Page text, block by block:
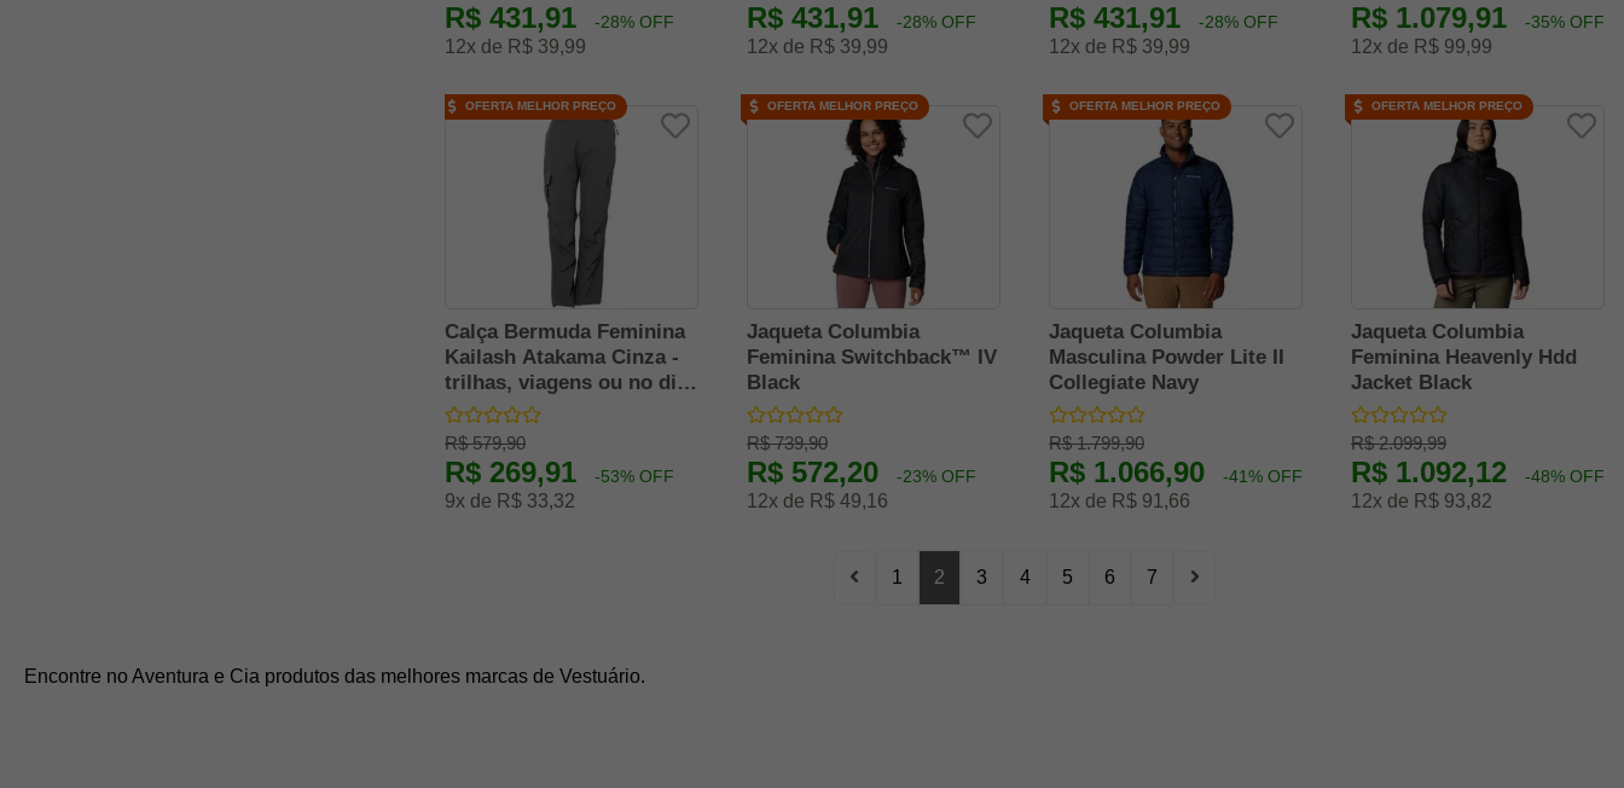
R$ 431,91 -28% OFF
12x de R$ 39,99
R$ 431,91 -28% OFF
12x de R$ 39,99
R$ 431,91 -28% OFF
12x de R$ 39,99
R$ 1.079,91 -35% OFF
12x de R$ 99,99
Calça Bermuda Feminina
Kailash Atakama Cinza -
trilhas, viagens ou no dia
a dia
R$ 579,90
R$ 269,91 -53% OFF
9x de R$ 33,32
OFERTA MELHOR PREÇO
Jaqueta Columbia
Feminina Switchback™ IV
Black
R$ 739,90
R$ 572,20 -23% OFF
12x de R$ 49,16
OFERTA MELHOR PREÇO
Jaqueta Columbia
Masculina Powder Lite II
Collegiate Navy
R$ 1.799,90
R$ 1.066,90 -41% OFF
12x de R$ 91,66
OFERTA MELHOR PREÇO
Jaqueta Columbia
Feminina Heavenly Hdd
Jacket Black
R$ 2.099,99
R$ 1.092,12 -48% OFF
12x de R$ 93,82
OFERTA MELHOR PREÇO
1 2 3 4 5 6 7
Encontre no Aventura e Cia produtos das melhores marcas de Vestuário.